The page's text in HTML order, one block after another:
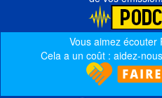
Vous aimez écouter
Cela a un coût : aidez-